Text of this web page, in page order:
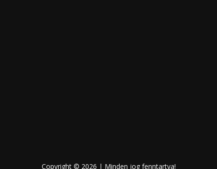
Copyright © 2026 | Minden jog fenntartva!